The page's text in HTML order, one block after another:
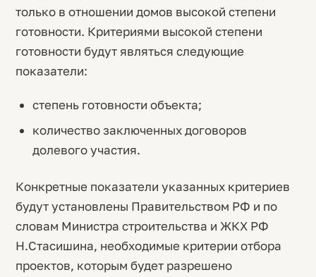
только в отношении домов высокой степени
готовности. Критериями высокой степени
готовности будут являться следующие
показатели:
степень готовности объекта;
количество заключенных договоров
долевого участия.
Конкретные показатели указанных критериев
будут установлены Правительством РФ и по
словам Министра строительства и ЖКХ РФ
Н.Стасишина, необходимые критерии отбора
проектов, которым будет разрешено